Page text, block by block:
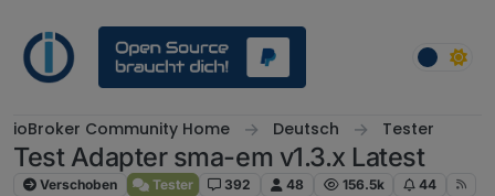
ioBroker Community Home Deutsch Tester
Test Adapter sma-em v1.3.x Latest
Verschoben Tester 392 48 156.5k 44